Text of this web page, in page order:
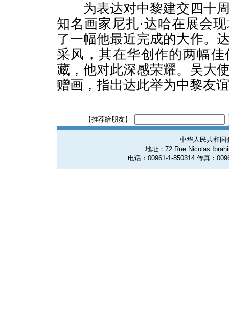
为表达对中黎建交四十周
知名画家尼扎·达哈在展会
了一幅他最近完成的大作。
采风，其在华创作的两幅
藏，他对此深感荣耀。吴大
赠画，指出达此举为中黎友
【推荐给朋友】
中华人民共和国
地址：72 Rue Nicolas
电话：00961-1-850314 传真：